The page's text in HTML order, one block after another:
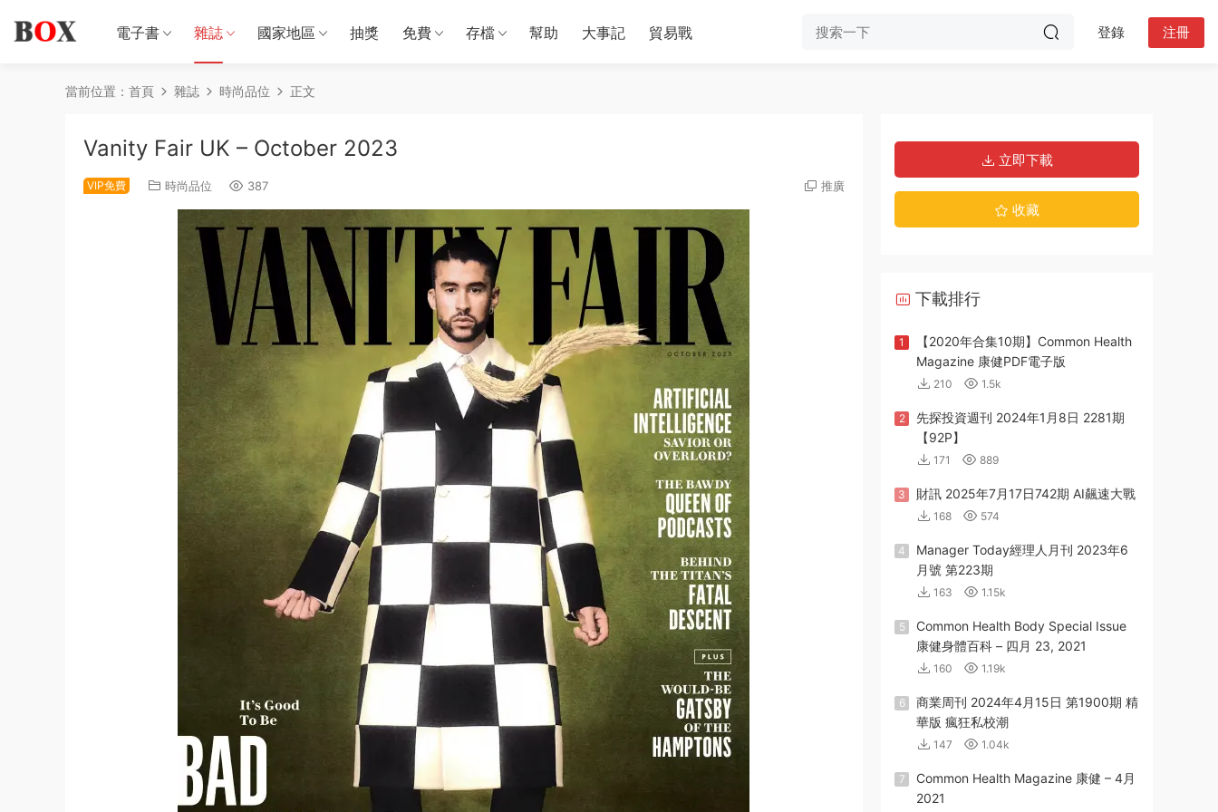
電子書 雜誌 國家地區 抽獎 免費 存檔 幫助 大事記 貿易戰 登錄 注冊
當前位置： 首頁 雜誌 時尚品位 正文
Vanity Fair UK – October 2023
VIP免費 時尚品位 387 推廣
立即下載
收藏
下載排行
1
【2020年合集10期】Common Health
Magazine 康健PDF電子版
210 1.5k
2
先探投資週刊 2024年1月8日 2281期
【92P】
171 889
3 財訊 2025年7月17日742期 AI飆速大戰
168 574
4
Manager Today經理人月刊 2023年6
月號 第223期
163 1.15k
5
Common Health Body Special Issue
康健身體百科 – 四月 23, 2021
160 1.19k
6
商業周刊 2024年4月15日 第1900期 精
華版 瘋狂私校潮
147 1.04k
7
Common Health Magazine 康健 – 4月
2021